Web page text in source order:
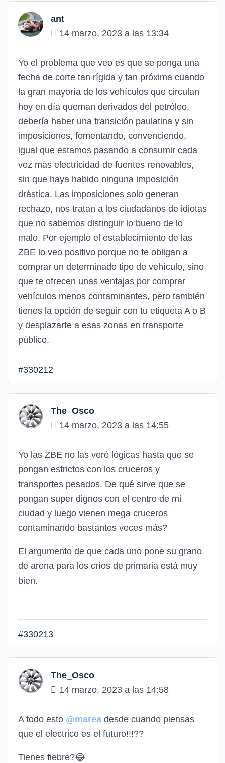
ant
14 marzo, 2023 a las 13:34
Yo el problema que veo es que se ponga una
fecha de corte tan rígida y tan próxima cuando
la gran mayoría de los vehículos que circulan
hoy en día queman derivados del petróleo,
debería haber una transición paulatina y sin
imposiciones, fomentando, convenciendo,
igual que estamos pasando a consumir cada
vez más electricidad de fuentes renovables,
sin que haya habido ninguna imposición
drástica. Las imposiciones solo generan
rechazo, nos tratan a los ciudadanos de idiotas
que no sabemos distinguir lo bueno de lo
malo. Por ejemplo el establecimiento de las
ZBE lo veo positivo porque no te obligan a
comprar un determinado tipo de vehículo, sino
que te ofrecen unas ventajas por comprar
vehículos menos contaminantes, pero también
tienes la opción de seguir con tu etiqueta A o B
y desplazarte a esas zonas en transporte
público.
#330212
The_Osco
14 marzo, 2023 a las 14:55
Yo las ZBE no las veré lógicas hasta que se
pongan estrictos con los cruceros y
transportes pesados. De qué sirve que se
pongan super dignos con el centro de mi
ciudad y luego vienen mega cruceros
contaminando bastantes veces más?
El argumento de que cada uno pone su grano
de arena para los críos de primaria está muy
bien.
#330213
The_Osco
14 marzo, 2023 a las 14:58
A todo esto @marea desde cuando piensas
que el electrico es el futuro!!!??
Tienes fiebre?😂